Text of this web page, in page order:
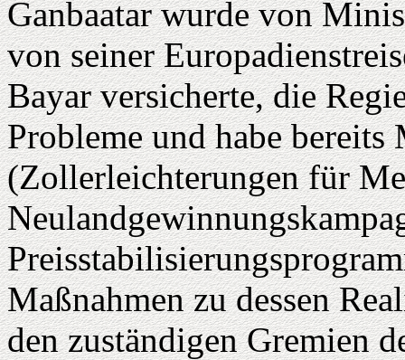
Ganbaatar wurde von
von seiner
Bayar versicherte, die
Probleme und habe bereits
(Zollerleichterungen für
Maßnahmen zu dessen
den zuständigen Gremien